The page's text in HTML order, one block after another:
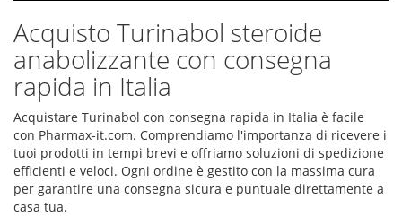
Acquisto Turinabol steroide
anabolizzante con consegna
rapida in Italia
Acquistare Turinabol con consegna rapida in Italia è facile
con Pharmax-it.com. Comprendiamo l'importanza di ricevere i
tuoi prodotti in tempi brevi e offriamo soluzioni di spedizione
efficienti e veloci. Ogni ordine è gestito con la massima cura
per garantire una consegna sicura e puntuale direttamente a
casa tua.